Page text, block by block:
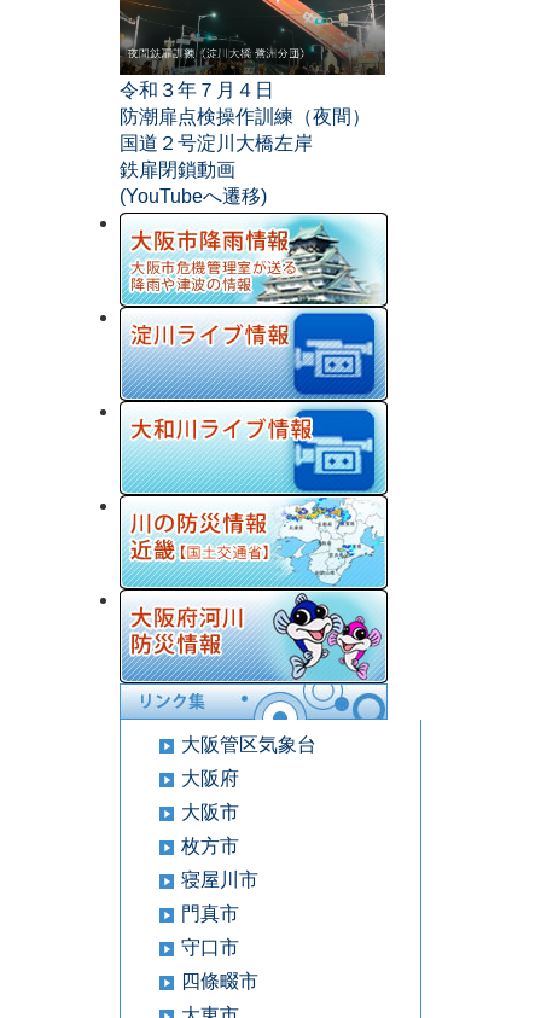
令和３年７月４日
防潮扉点検操作訓練（夜間）
国道２号淀川大橋左岸
鉄扉閉鎖動画
(YouTubeへ遷移)
大阪管区気象台
大阪府
大阪市
枚方市
寝屋川市
門真市
守口市
四條畷市